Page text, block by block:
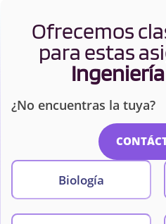
Ofrecemos
para estas
¿No encuentras la tuya?
Biología